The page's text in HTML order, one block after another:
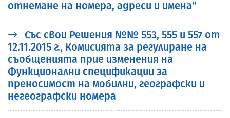
отнемане на номера, адреси и имена“
Със свои Решения №№ 553, 555 и 557 от
12.11.2015 г., Комисията за регулиране на
съобщенията прие изменения на
Функционални спецификации за
преносимост на мобилни, географски и
негеографски номера